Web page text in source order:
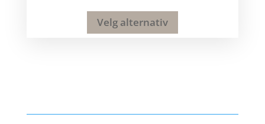
Velg alternativ